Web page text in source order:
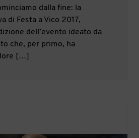
dalla fine: la
di Festa a Vico 2017,
dell’evento ideato da
che, per primo, ha
[…]